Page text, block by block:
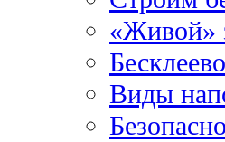
«Живой»
Виды